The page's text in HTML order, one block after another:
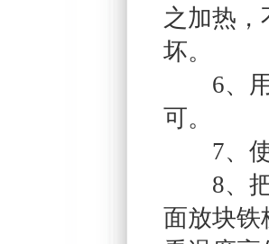
之加热
坏。
6、用
可。
7、使
8、把
面放块铁